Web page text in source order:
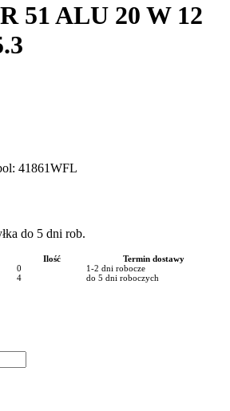
51 ALU 20 W 12
41861WFL
do 5 dni rob.
Ilość
Termin dostawy
0
1-2 dni robocze
4 do 5 dni roboczych